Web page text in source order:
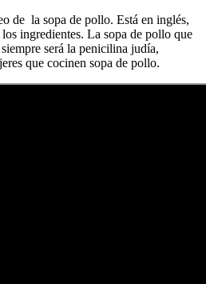
de la sopa de pollo. Está en inglés,
ingredientes. La sopa de pollo que
será la penicilina judía,
que cocinen sopa de pollo.